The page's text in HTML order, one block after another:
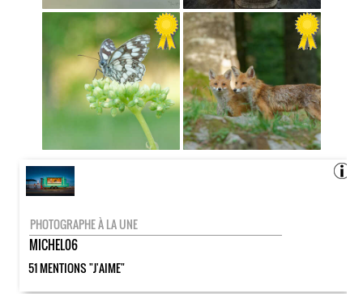
PHOTOGRAPHE À LA UNE
MICHEL06
51 MENTIONS "J'AIME"